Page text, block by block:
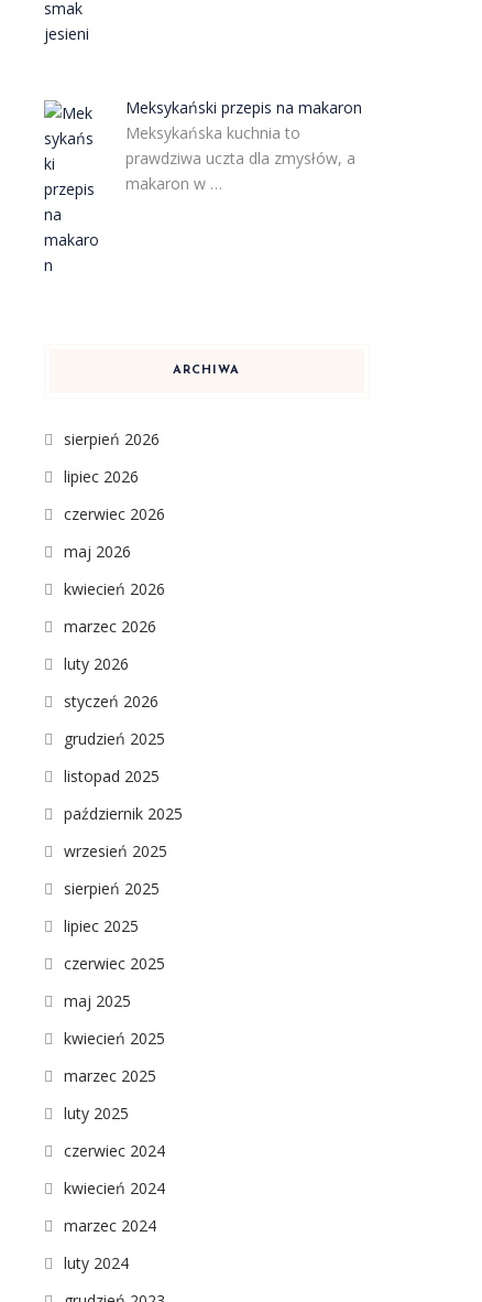
Meksykański przepis na makaron
Meksykańska kuchnia to
prawdziwa uczta dla zmysłów, a
makaron w …
ARCHIWA
sierpień 2026
lipiec 2026
czerwiec 2026
maj 2026
kwiecień 2026
marzec 2026
luty 2026
styczeń 2026
grudzień 2025
listopad 2025
październik 2025
wrzesień 2025
sierpień 2025
lipiec 2025
czerwiec 2025
maj 2025
kwiecień 2025
marzec 2025
luty 2025
czerwiec 2024
kwiecień 2024
marzec 2024
luty 2024